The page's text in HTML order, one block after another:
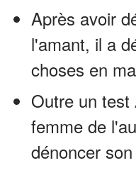
Après avoir
l'amant, il a
choses en
Outre un
femme de
dénoncer